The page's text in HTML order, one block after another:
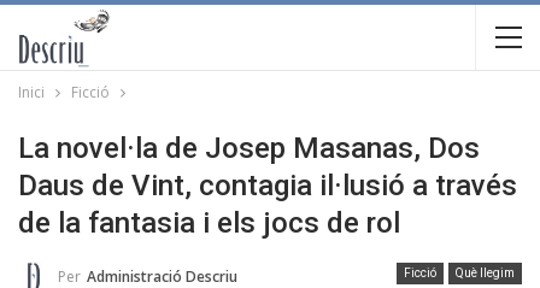
Inici Ficció
La novel·la de Josep Masanas, Dos
Daus de Vint, contagia il·lusió a través
de la fantasia i els jocs de rol
Ficció Què llegim
Per Administració Descriu